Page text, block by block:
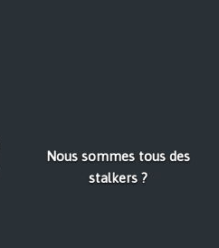
Nous sommes tous des
stalkers ?